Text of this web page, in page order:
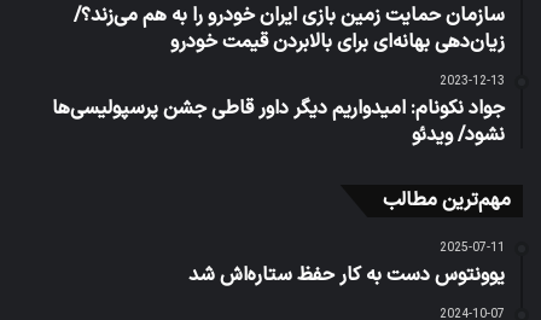
سازمان حمایت زمین بازی ایران خودرو را به هم می‌زند؟/
زیان‌دهی بهانه‌ای برای بالابردن قیمت خودرو
2023-12-13
جواد نکونام: امیدواریم دیگر داور قاطی جشن پرسپولیسی‌ها
نشود/ ویدئو
مهم‌ترین مطالب
2025-07-11
یوونتوس دست به کار حفظ ستاره‌اش شد
2024-10-07